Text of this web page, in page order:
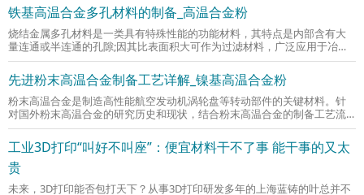
铁基高温合金多孔材料的制备_高温合金粉
烧结金属多孔材料是一类具有特殊性能的功能材料，其特点是内部含有大
量连通或半连通的孔隙;因其比表面积大可作为过滤材料，广泛应用于冶金
机械、石油化工、能源环保、原子能等
先进粉末高温合金制备工艺详解_镍基高温合金粉
粉末高温合金是制造高性能航空发动机涡轮盘等转动部件的关键材料。针
对国外粉末高温合金的研究历史和现状，结合粉末高温合金的制备工艺流
程,重点对比分析了国内外不同粉末制备
工业3D打印“叫好不叫座”：便宜材料干不了事 能干事的又太
贵
未来，3D打印能否包打天下？从事3D打印研发多年的上海蓝铸的叶总并不